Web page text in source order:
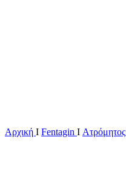
Αρχική Ι Fentagin I Ατρόμητος